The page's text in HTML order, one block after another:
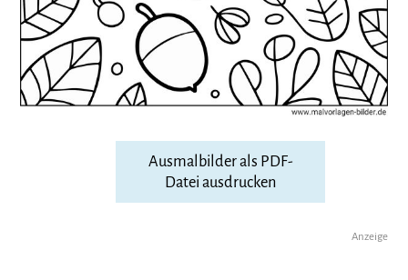
Ausmalbilder als PDF-
Datei ausdrucken
Anzeige